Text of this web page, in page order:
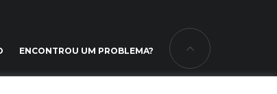
ENCONTROU UM PROBLEMA?